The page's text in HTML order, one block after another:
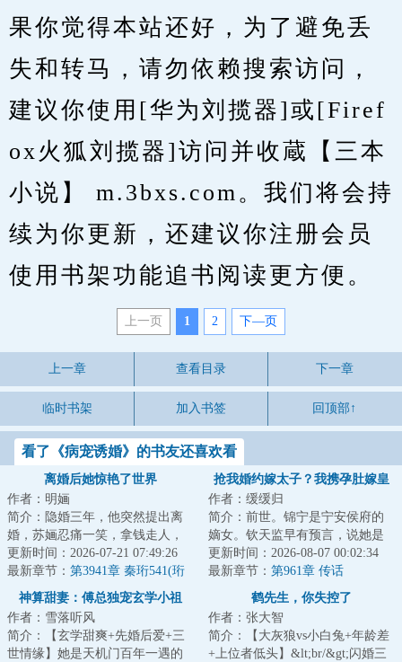
果你觉得本站还好，为了避免丢
失和转马，请勿依赖搜索访问，
建议你使用[华为刘揽器]或[Firef
ox火狐刘揽器]访问并收蔵【三本
小说】 m.3bxs.com。我们将会持
续为你更新，还建议你注册会员
使用书架功能追书阅读更方便。
上一页 1 2 下—页
上一章 查看目录 下一章
临时书架 加入书签 回顶部↑
看了《病宠诱婚》的书友还喜欢看
离婚后她惊艳了世界
作者：明婳
简介：隐婚三年，他突然提出离
婚，苏婳忍痛一笑，拿钱走人，
从此踏上开挂之路，修宝，鉴
宝，轻松玩转古玩...
更新时间：2026-07-21 07:49:26
最新章节： 第3941章 秦珩541(珩
妍)
抢我婚约嫁太子？我携孕肚嫁皇
作者：缓缓归
简介：前世。锦宁是宁安侯府的
嫡女。钦天监早有预言，说她是
天生凤命。人人都觉得，她会成
为未来的太子妃...
更新时间：2026-08-07 00:02:34
最新章节： 第961章 传话
神算甜妻：傅总独宠玄学小祖
宗！
作者：雪落听风
简介：【玄学甜爽+先婚后爱+三
世情缘】她是天机门百年一遇的
鹤先生，你失控了
作者：张大智
简介：【大灰狼vs小白兔+年龄差
+上位者低头】&lt;br/&gt;闪婚三